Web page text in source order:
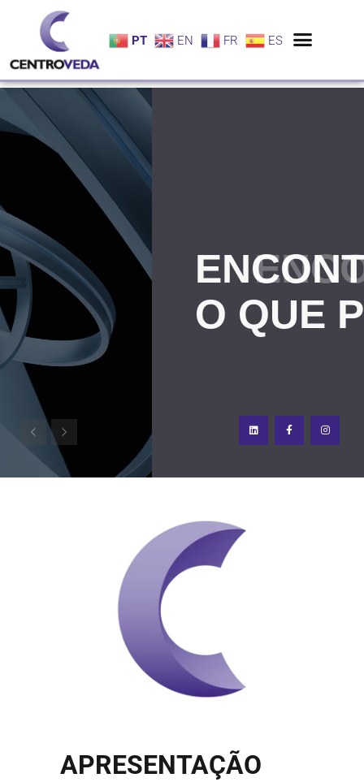
PT EN FR ES
ENCONTROU
O QUE PRECISA?
APRESENTAÇÃO